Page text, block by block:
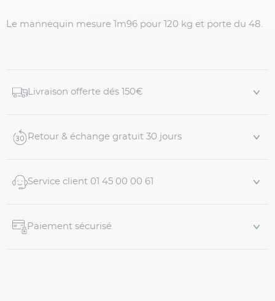
Le mannequin mesure 1m96 pour 120 kg et porte du 48.
Livraison offerte dés 150€
Retour & échange gratuit 30 jours
Service client 01 45 00 00 61
Paiement sécurisé